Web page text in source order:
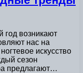
возникают
нас на
искусство
сезон
предлагают…